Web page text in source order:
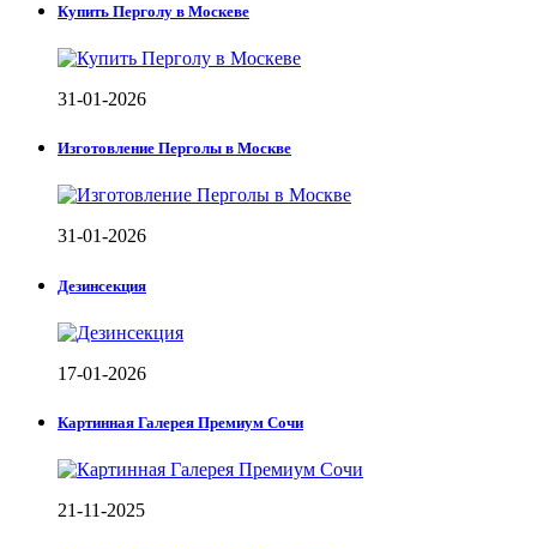
Купить Перголу в Москеве
31-01-2026
Изготовление Перголы в Москве
31-01-2026
Дезинсекция
17-01-2026
Картинная Галерея Премиум Сочи
21-11-2025